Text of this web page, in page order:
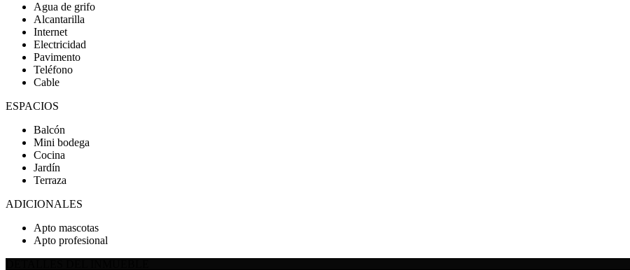
Agua de grifo
Alcantarilla
Internet
Electricidad
Pavimento
Teléfono
Cable
ESPACIOS
Balcón
Mini bodega
Cocina
Jardín
Terraza
ADICIONALES
Apto mascotas
Apto profesional